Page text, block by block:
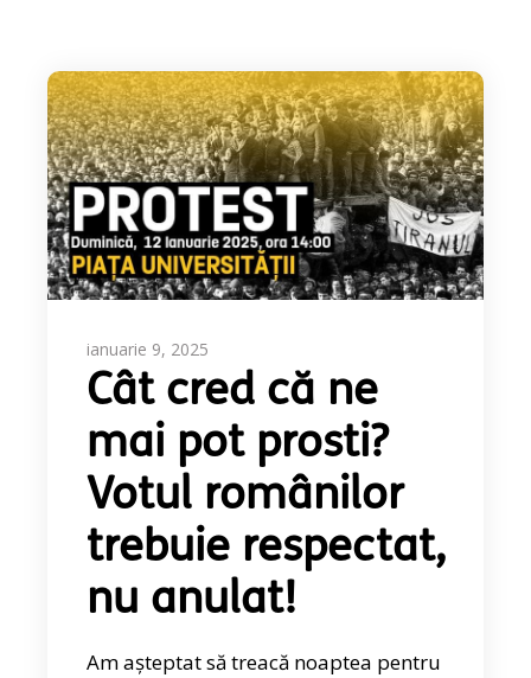
ianuarie 9, 2025
Cât cred că ne
mai pot prosti?
Votul românilor
trebuie respectat,
nu anulat!
Am așteptat să treacă noaptea pentru